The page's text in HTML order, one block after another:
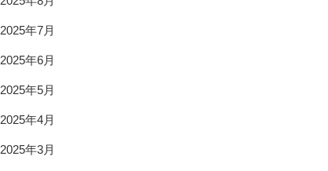
2025年7月
2025年6月
2025年5月
2025年4月
2025年3月